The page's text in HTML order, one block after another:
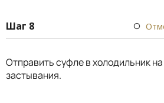
Шаг 8
Отправить суфле в холодильник
застывания.